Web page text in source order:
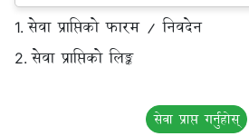
1.सेवा प्राप्तिको फारम / निवदेन
2.सेवा प्राप्तिको लिङ्क
सेवा प्राप्त गर्नुहोस्